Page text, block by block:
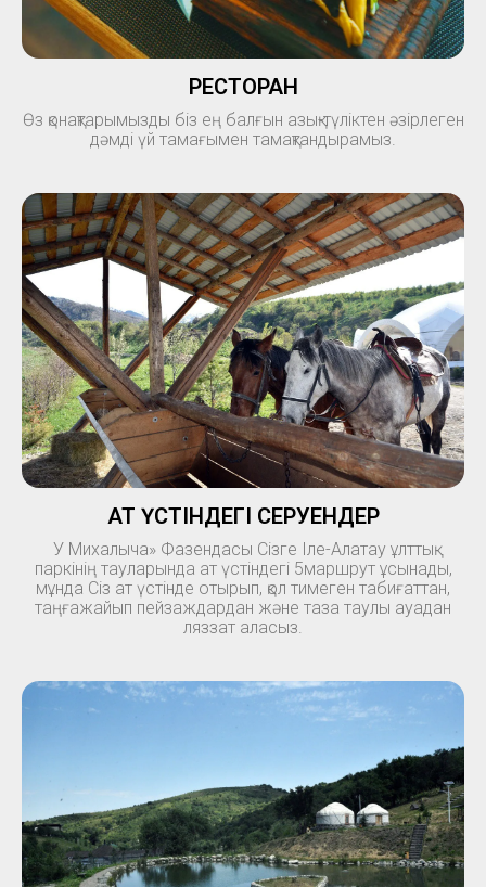
РЕСТОРАН
Өз қонақтарымызды біз ең балғын азық-түліктен әзірлеген
дәмді үй тамағымен тамақтандырамыз.
АТ ҮСТІНДЕГІ СЕРУЕНДЕР
У Михалыча» Фазендасы Сізге Іле-Алатау ұлттық
паркінің тауларында ат үстіндегі 5маршрут ұсынады,
мұнда Сіз ат үстінде отырып, қол тимеген табиғаттан,
таңғажайып пейзаждардан және таза таулы ауадан
ляззат аласыз.